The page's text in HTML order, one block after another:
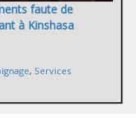
faute de
à Kinshasa
, Services